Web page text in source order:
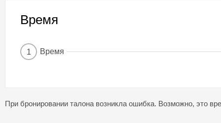
Время
1 Время
При бронировании талона возникла ошибка. Возможно, это